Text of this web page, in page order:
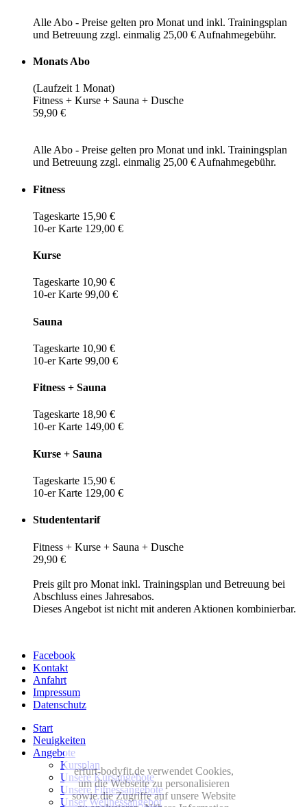
Alle Abo - Preise gelten pro Monat und inkl. Trainingsplan
und Betreuung zzgl. einmalig 25,00 € Aufnahmegebühr.
Monats Abo
(Laufzeit 1 Monat)
Fitness + Kurse + Sauna + Dusche
59,90 €
Alle Abo - Preise gelten pro Monat und inkl. Trainingsplan
und Betreuung zzgl. einmalig 25,00 € Aufnahmegebühr.
Fitness
Tageskarte 15,90 €
10-er Karte 129,00 €
Kurse
Tageskarte 10,90 €
10-er Karte 99,00 €
Sauna
Tageskarte 10,90 €
10-er Karte 99,00 €
Fitness + Sauna
Tageskarte 18,90 €
10-er Karte 149,00 €
Kurse + Sauna
Tageskarte 15,90 €
10-er Karte 129,00 €
Studententarif
Fitness + Kurse + Sauna + Dusche
29,90 €
Preis gilt pro Monat inkl. Trainingsplan und Betreuung bei
Abschluss eines Jahresabos.
Dieses Angebot ist nicht mit anderen Aktionen kombinierbar.
Facebook
Kontakt
Anfahrt
Impressum
Datenschutz
Start
Neuigkeiten
Angebote
Kursplan
Unsere Kursangebote
Unsere Fitnessangebote
Unser Wellnessangebot
erfurt-bodyfit.de verwendet Cookies,
um die Webseite zu personalisieren
sowie die Zugriffe auf unsere Website